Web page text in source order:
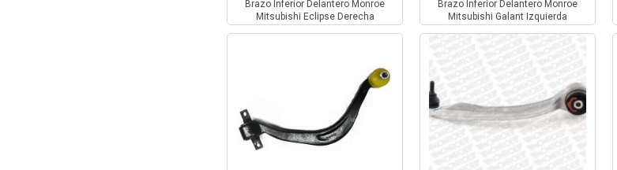
Brazo Inferior Delantero Monroe
Mitsubishi Eclipse Derecha
Brazo Inferior Delantero Monroe
Mitsubishi Galant Izquierda